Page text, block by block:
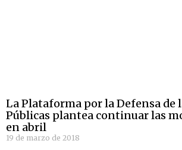
La Plataforma por la Defensa de
Públicas plantea continuar las
en abril
19 de marzo de 2018